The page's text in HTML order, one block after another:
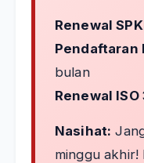
Renewal
Pendaftaran
bulan
Renewal
Nasihat:
minggu